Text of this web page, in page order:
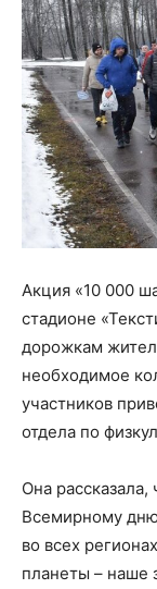
Акция «10 000
стадионе
дорожкам
необходимое
участников
отдела по
Она рассказала,
Всемирному
во всех
планеты – наше